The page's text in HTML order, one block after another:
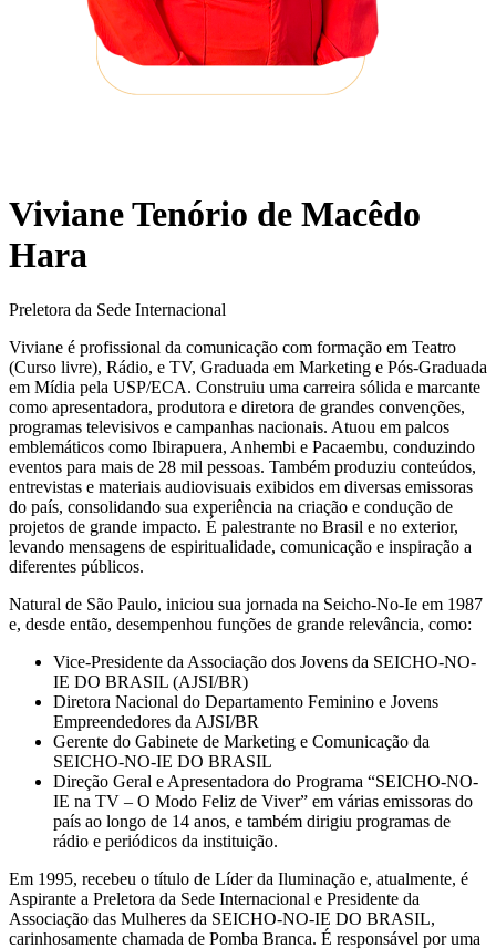
Viviane Tenório de Macêdo
Hara
Preletora da Sede Internacional
Viviane é profissional da comunicação com formação em Teatro
(Curso livre), Rádio, e TV, Graduada em Marketing e Pós-Graduada
em Mídia pela USP/ECA. Construiu uma carreira sólida e marcante
como apresentadora, produtora e diretora de grandes convenções,
programas televisivos e campanhas nacionais. Atuou em palcos
emblemáticos como Ibirapuera, Anhembi e Pacaembu, conduzindo
eventos para mais de 28 mil pessoas. Também produziu conteúdos,
entrevistas e materiais audiovisuais exibidos em diversas emissoras
do país, consolidando sua experiência na criação e condução de
projetos de grande impacto. É palestrante no Brasil e no exterior,
levando mensagens de espiritualidade, comunicação e inspiração a
diferentes públicos.
Natural de São Paulo, iniciou sua jornada na Seicho-No-Ie em 1987
e, desde então, desempenhou funções de grande relevância, como:
Vice-Presidente da Associação dos Jovens da SEICHO-NO-
IE DO BRASIL (AJSI/BR)
Diretora Nacional do Departamento Feminino e Jovens
Empreendedores da AJSI/BR
Gerente do Gabinete de Marketing e Comunicação da
SEICHO-NO-IE DO BRASIL
Direção Geral e Apresentadora do Programa “SEICHO-NO-
IE na TV – O Modo Feliz de Viver” em várias emissoras do
país ao longo de 14 anos, e também dirigiu programas de
rádio e periódicos da instituição.
Em 1995, recebeu o título de Líder da Iluminação e, atualmente, é
Aspirante a Preletora da Sede Internacional e Presidente da
Associação das Mulheres da SEICHO-NO-IE DO BRASIL,
carinhosamente chamada de Pomba Branca. É responsável por uma